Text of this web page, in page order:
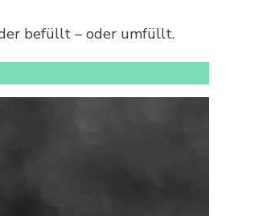
befüllt – oder umfüllt.